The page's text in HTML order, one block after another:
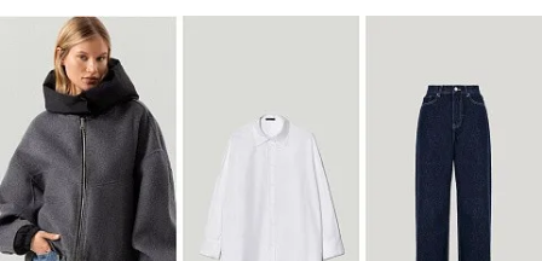
Брюки D357/shift
Войти